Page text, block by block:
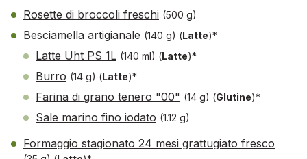
Rosette di broccoli freschi (500 g)
Besciamella artigianale (140 g) (Latte)*
Latte Uht PS 1L (140 ml) (Latte)*
Burro (14 g) (Latte)*
Farina di grano tenero "00" (14 g) (Glutine)*
Sale marino fino iodato (1.12 g)
Formaggio stagionato 24 mesi grattugiato fresco